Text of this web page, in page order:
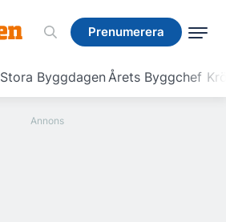
Prenumerera
Stora ByggdagenÅrets Byggchef
Prenumerera